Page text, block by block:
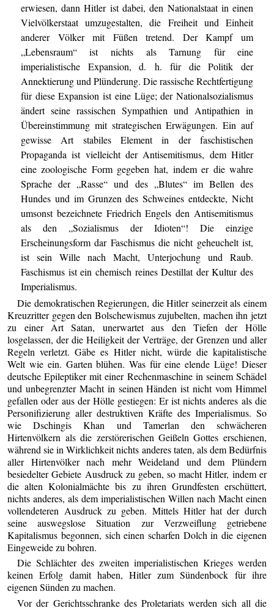
erwiesen, dann Hitler ist dabei, den Nationalstaat in einen
Vielvölkerstaat umzugestalten, die Freiheit und Einheit
anderer Völker mit Füßen tretend. Der Kampf um
„Lebensraum“ ist nichts als Tarnung für eine
imperialistische Expansion, d. h. für die Politik der
Annektierung und Plünderung. Die rassische Rechtfertigung
für diese Expansion ist eine Lüge; der Nationalsozialismus
ändert seine rassischen Sympathien und Antipathien in
Übereinstimmung mit strategischen Erwägungen. Ein auf
gewisse Art stabiles Element in der faschistischen
Propaganda ist vielleicht der Antisemitismus, dem Hitler
eine zoologische Form gegeben hat, indem er die wahre
Sprache der „Rasse“ und des „Blutes“ im Bellen des
Hundes und im Grunzen des Schweines entdeckte, Nicht
umsonst bezeichnete Friedrich Engels den Antisemitismus
als den „Sozialismus der Idioten“! Die einzige
Erscheinungsform dar Faschismus die nicht geheuchelt ist,
ist sein Wille nach Macht, Unterjochung und Raub.
Faschismus ist ein chemisch reines Destillat der Kultur des
Imperialismus.
Die demokratischen Regierungen, die Hitler seinerzeit als einem
Kreuzritter gegen den Bolschewismus zujubelten, machen ihn jetzt
zu einer Art Satan, unerwartet aus den Tiefen der Hölle
losgelassen, der die Heiligkeit der Verträge, der Grenzen und aller
Regeln verletzt. Gäbe es Hitler nicht, würde die kapitalistische
Welt wie ein. Garten blühen. Was für eine elende Lüge! Dieser
deutsche Epileptiker mit einer Rechenmaschine in seinem Schädel
und unbegrenzter Macht in seinen Händen ist nicht vom Himmel
gefallen oder aus der Hölle gestiegen: Er ist nichts anderes als die
Personifizierung aller destruktiven Kräfte des Imperialismus. So
wie Dschingis Khan und Tamerlan den schwächeren
Hirtenvölkern als die zerstörerischen Geißeln Gottes erschienen,
während sie in Wirklichkeit nichts anderes taten, als dem Bedürfnis
aller Hirtenvölker nach mehr Weideland und dem Plündern
besiedelter Gebiete Ausdruck zu geben, so macht Hitler, indem er
die alten Kolonialmächte bis zu ihren Grundfesten erschüttert,
nichts anderes, als dem imperialistischen Willen nach Macht einen
vollendeteren Ausdruck zu geben. Mittels Hitler hat der durch
seine auswegslose Situation zur Verzweiflung getriebene
Kapitalismus begonnen, sich einen scharfen Dolch in die eigenen
Eingeweide zu bohren.
Die Schlächter des zweiten imperialistischen Krieges werden
keinen Erfolg damit haben, Hitler zum Sündenbock für ihre
eigenen Sünden zu machen.
Vor der Gerichtsschranke des Proletariats werden sich all die